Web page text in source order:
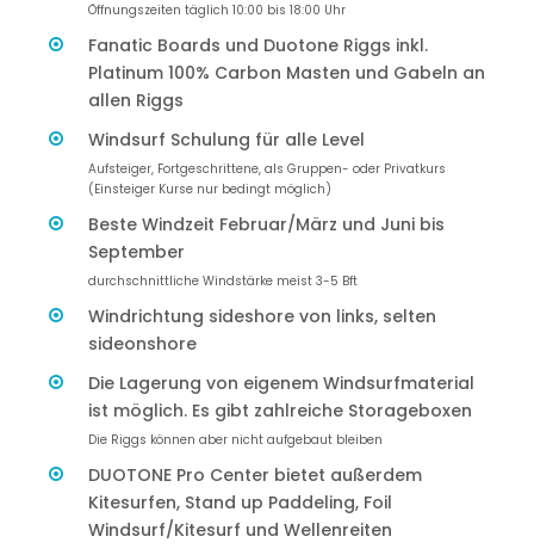
Öffnungszeiten täglich 10:00 bis 18:00 Uhr
Fanatic Boards und Duotone Riggs inkl.
Platinum 100% Carbon Masten und Gabeln an
allen Riggs
Windsurf Schulung für alle Level
Aufsteiger, Fortgeschrittene, als Gruppen- oder Privatkurs
(Einsteiger Kurse nur bedingt möglich)
Beste Windzeit Februar/März und Juni bis
September
durchschnittliche Windstärke meist 3-5 Bft
Windrichtung sideshore von links, selten
sideonshore
Die Lagerung von eigenem Windsurfmaterial
ist möglich. Es gibt zahlreiche Storageboxen
Die Riggs können aber nicht aufgebaut bleiben
DUOTONE Pro Center bietet außerdem
Kitesurfen, Stand up Paddeling, Foil
Windsurf/Kitesurf und Wellenreiten